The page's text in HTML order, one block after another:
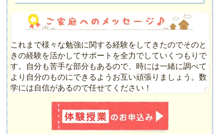
これまで様々な勉強に関する経験をしてきたのでそのと
きの経験を活かしてサポートを全力でしていくつもりで
す。自分も苦手な部分もあるので、時には一緒に調べて
より自分のものにできるようお互い頑張りましょう。数
学には自信があるので任せてください！